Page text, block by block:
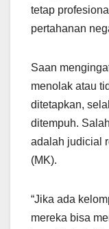
tetap
pertahanan
Saan
menolak atau
ditetapkan,
ditempuh.
adalah judicial
(MK).
“Jika ada
mereka bisa